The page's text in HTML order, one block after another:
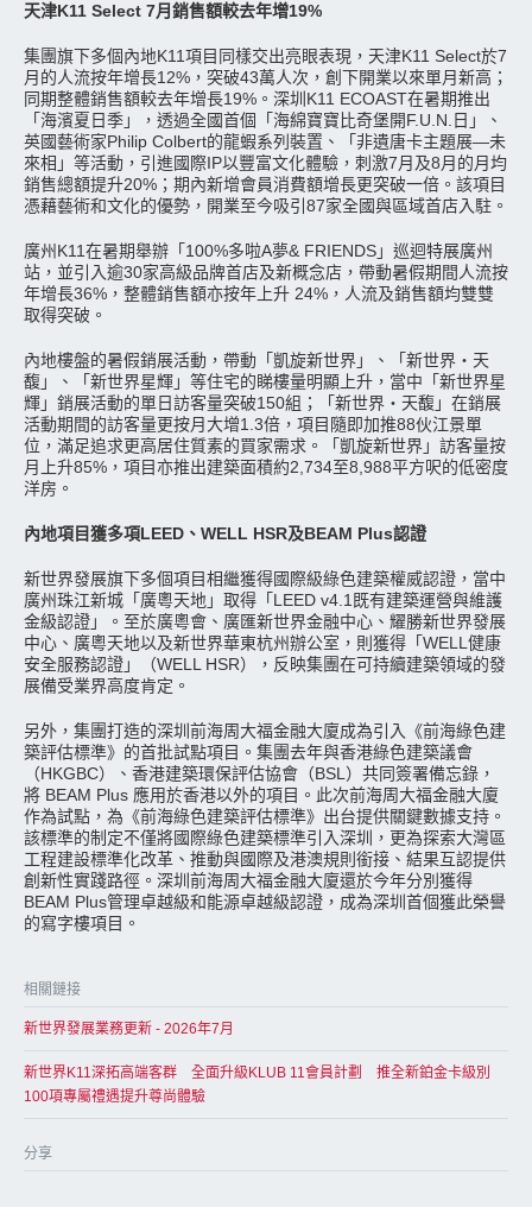
天津K11 Select 7月銷售額較去年增19%
集團旗下多個內地K11項目同樣交出亮眼表現，天津K11 Select於7
月的人流按年增長12%，突破43萬人次，創下開業以來單月新高；
同期整體銷售額較去年增長19%。深圳K11 ECOAST在暑期推出
「海濱夏日季」，透過全國首個「海綿寶寶比奇堡開F.U.N.日」、
英國藝術家Philip Colbert的龍蝦系列裝置、「非遺唐卡主題展—未
來相」等活動，引進國際IP以豐富文化體驗，刺激7月及8月的月均
銷售總額提升20%；期內新增會員消費額增長更突破一倍。該項目
憑藉藝術和文化的優勢，開業至今吸引87家全國與區域首店入駐。
廣州K11在暑期舉辦「100%多啦A夢& FRIENDS」巡迴特展廣州
站，並引入逾30家高級品牌首店及新概念店，帶動暑假期間人流按
年增長36%，整體銷售額亦按年上升 24%，人流及銷售額均雙雙
取得突破。
內地樓盤的暑假銷展活動，帶動「凱旋新世界」、「新世界‧天
馥」、「新世界星輝」等住宅的睇樓量明顯上升，當中「新世界星
輝」銷展活動的單日訪客量突破150組；「新世界‧天馥」在銷展
活動期間的訪客量更按月大增1.3倍，項目隨即加推88伙江景單
位，滿足追求更高居住質素的買家需求。「凱旋新世界」訪客量按
月上升85%，項目亦推出建築面積約2,734至8,988平方呎的低密度
洋房。
內地項目獲多項LEED、WELL HSR及BEAM Plus認證
新世界發展旗下多個項目相繼獲得國際級綠色建築權威認證，當中
廣州珠江新城「廣粵天地」取得「LEED v4.1既有建築運營與維護
金級認證」。至於廣粵會、廣匯新世界金融中心、耀勝新世界發展
中心、廣粵天地以及新世界華東杭州辦公室，則獲得「WELL健康
安全服務認證」（WELL HSR），反映集團在可持續建築領域的發
展備受業界高度肯定。
另外，集團打造的深圳前海周大福金融大廈成為引入《前海綠色建
築評估標準》的首批試點項目。集團去年與香港綠色建築議會
（HKGBC）、香港建築環保評估協會（BSL）共同簽署備忘錄，
將 BEAM Plus 應用於香港以外的項目。此次前海周大福金融大廈
作為試點，為《前海綠色建築評估標準》出台提供關鍵數據支持。
該標準的制定不僅將國際綠色建築標準引入深圳，更為探索大灣區
工程建設標準化改革、推動與國際及港澳規則銜接、結果互認提供
創新性實踐路徑。深圳前海周大福金融大廈還於今年分別獲得
BEAM Plus管理卓越級和能源卓越級認證，成為深圳首個獲此榮譽
的寫字樓項目。
相關鏈接
新世界發展業務更新 - 2026年7月
新世界K11深拓高端客群 全面升級KLUB 11會員計劃 推全新鉑金卡級別
100項專屬禮遇提升尊尚體驗
分享